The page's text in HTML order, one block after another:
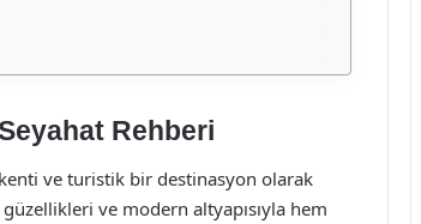
Rehberi
ve turistik bir destinasyon olarak
ve modern altyapısıyla hem